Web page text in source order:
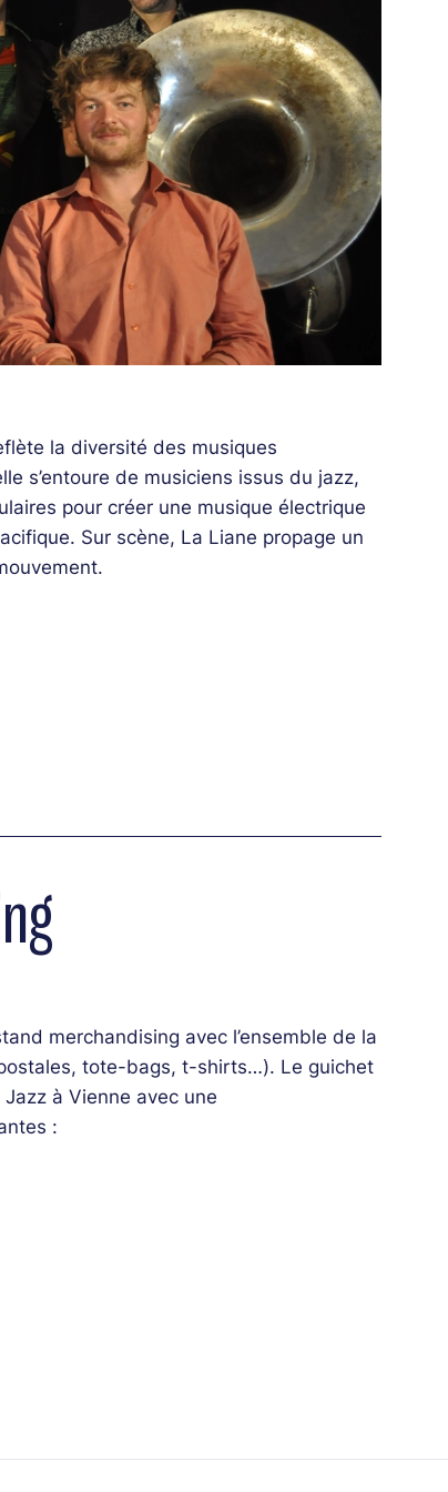
la diversité des musiques
s’entoure de musiciens issus du jazz,
pour créer une musique électrique
Sur scène, La Liane propage un
merchandising avec l’ensemble de la
tote-bags, t-shirts…). Le guichet
à Vienne avec une
:
/ Sélène Saint-Aimé / Tiss Rodriguez